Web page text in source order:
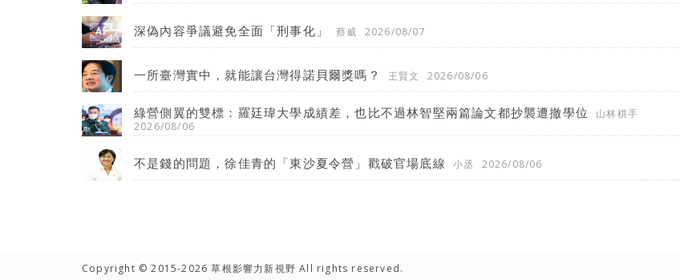
深偽內容爭議避免全面「刑事化」 蔡威 2026/08/07
一所臺灣實中，就能讓台灣得諾貝爾獎嗎？ 王賢文 2026/08/06
綠營側翼的雙標：羅廷瑋大學成績差，也比不過林智堅兩篇論文都抄襲遭撤學位
山林棋手
2026/08/06
不是錢的問題，徐佳青的「東沙夏令營」戳破官場底線 小丞 2026/08/06
Copyright © 2015-2026 草根影響力新視野 All rights reserved.